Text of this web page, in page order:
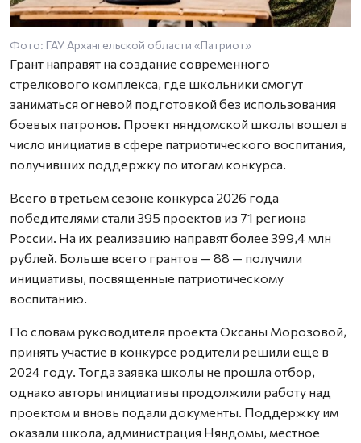
Фото: ГАУ Архангельской области «Патриот»
Грант направят на создание современного
стрелкового комплекса, где школьники смогут
заниматься огневой подготовкой без использования
боевых патронов. Проект няндомской школы вошел в
число инициатив в сфере патриотического воспитания,
получивших поддержку по итогам конкурса.
Всего в третьем сезоне конкурса 2026 года
победителями стали 395 проектов из 71 региона
России. На их реализацию направят более 399,4 млн
рублей. Больше всего грантов — 88 — получили
инициативы, посвященные патриотическому
воспитанию.
По словам руководителя проекта Оксаны Морозовой,
принять участие в конкурсе родители решили еще в
2024 году. Тогда заявка школы не прошла отбор,
однако авторы инициативы продолжили работу над
проектом и вновь подали документы. Поддержку им
оказали школа, администрация Няндомы, местное